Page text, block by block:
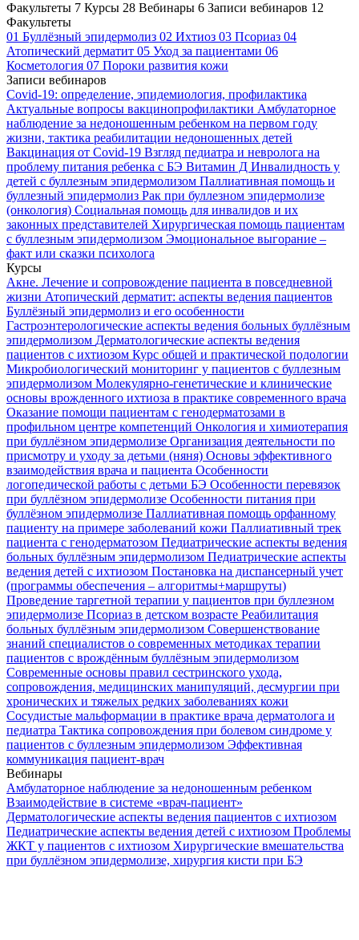
Факультеты 7 Курсы 28 Вебинары 6 Записи вебинаров 12
Факультеты
01 Буллёзный эпидермолиз 02 Ихтиоз 03 Псориаз 04
Атопический дерматит 05 Уход за пациентами 06
Косметология 07 Пороки развития кожи
Записи вебинаров
Covid-19: определение, эпидемиология, профилактика
Актуальные вопросы вакцинопрофилактики Амбулаторное
наблюдение за недоношенным ребенком на первом году
жизни, тактика реабилитации недоношенных детей
Вакцинация от Covid-19 Взгляд педиатра и невролога на
проблему питания ребенка с БЭ Витамин Д Инвалидность у
детей с буллезным эпидермолизом Паллиативная помощь и
буллезный эпидермолиз Рак при буллезном эпидермолизе
(онкология) Социальная помощь для инвалидов и их
законных представителей Хирургическая помощь пациентам
с буллезным эпидермолизом Эмоциональное выгорание –
факт или сказки психолога
Курсы
Акне. Лечение и сопровождение пациента в повседневной
жизни Атопический дерматит: аспекты ведения пациентов
Буллёзный эпидермолиз и его особенности
Гастроэнтерологические аспекты ведения больных буллёзным
эпидермолизом Дерматологические аспекты ведения
пациентов с ихтиозом Курс общей и практической подологии
Микробиологический мониторинг у пациентов с буллезным
эпидермолизом Молекулярно-генетические и клинические
основы врожденного ихтиоза в практике современного врача
Оказание помощи пациентам с генодерматозами в
профильном центре компетенций Онкология и химиотерапия
при буллёзном эпидермолизе Организация деятельности по
присмотру и уходу за детьми (няня) Основы эффективного
взаимодействия врача и пациента Особенности
логопедической работы с детьми БЭ Особенности перевязок
при буллёзном эпидермолизе Особенности питания при
буллёзном эпидермолизе Паллиативная помощь орфанному
пациенту на примере заболеваний кожи Паллиативный трек
пациента с генодерматозом Педиатрические аспекты ведения
больных буллёзным эпидермолизом Педиатрические аспекты
ведения детей с ихтиозом Постановка на диспансерный учет
(программы обеспечения – алгоритмы+маршруты)
Проведение таргетной терапии у пациентов при буллезном
эпидермолизе Псориаз в детском возрасте Реабилитация
больных буллёзным эпидермолизом Совершенствование
знаний специалистов о современных методиках терапии
пациентов с врождённым буллёзным эпидермолизом
Современные основы правил сестринского ухода,
сопровождения, медицинских манипуляций, десмургии при
хронических и тяжелых редких заболеваниях кожи
Сосудистые мальформации в практике врача дерматолога и
педиатра Тактика сопровождения при болевом синдроме у
пациентов с буллезным эпидермолизом Эффективная
коммуникация пациент-врач
Вебинары
Амбулаторное наблюдение за недоношенным ребенком
Взаимодействие в системе «врач-пациент»
Дерматологические аспекты ведения пациентов с ихтиозом
Педиатрические аспекты ведения детей с ихтиозом Проблемы
ЖКТ у пациентов с ихтиозом Хирургические вмешательства
при буллёзном эпидермолизе, хирургия кисти при БЭ